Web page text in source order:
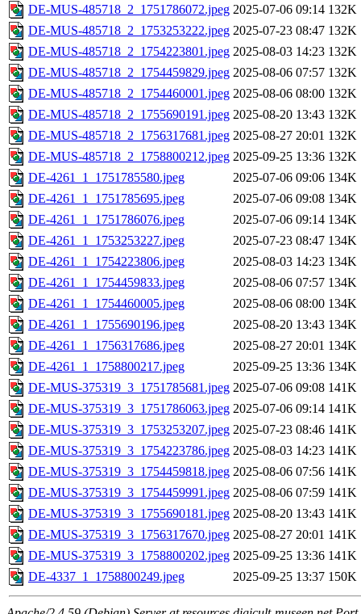
DE-MUS-485718_2_1751786072.jpeg 2025-07-06 09:14 132K
DE-MUS-485718_2_1753253222.jpeg 2025-07-23 08:47 132K
DE-MUS-485718_2_1754223801.jpeg 2025-08-03 14:23 132K
DE-MUS-485718_2_1754459829.jpeg 2025-08-06 07:57 132K
DE-MUS-485718_2_1754460001.jpeg 2025-08-06 08:00 132K
DE-MUS-485718_2_1755690191.jpeg 2025-08-20 13:43 132K
DE-MUS-485718_2_1756317681.jpeg 2025-08-27 20:01 132K
DE-MUS-485718_2_1758800212.jpeg 2025-09-25 13:36 132K
DE-4261_1_1751785580.jpeg
2025-07-06 09:06 134K
DE-4261_1_1751785695.jpeg
2025-07-06 09:08 134K
DE-4261_1_1751786076.jpeg
2025-07-06 09:14 134K
DE-4261_1_1753253227.jpeg
2025-07-23 08:47 134K
DE-4261_1_1754223806.jpeg
2025-08-03 14:23 134K
DE-4261_1_1754459833.jpeg
2025-08-06 07:57 134K
DE-4261_1_1754460005.jpeg
2025-08-06 08:00 134K
DE-4261_1_1755690196.jpeg
2025-08-20 13:43 134K
DE-4261_1_1756317686.jpeg
2025-08-27 20:01 134K
DE-4261_1_1758800217.jpeg
2025-09-25 13:36 134K
DE-MUS-375319_3_1751785681.jpeg 2025-07-06 09:08 141K
DE-MUS-375319_3_1751786063.jpeg 2025-07-06 09:14 141K
DE-MUS-375319_3_1753253207.jpeg 2025-07-23 08:46 141K
DE-MUS-375319_3_1754223786.jpeg 2025-08-03 14:23 141K
DE-MUS-375319_3_1754459818.jpeg 2025-08-06 07:56 141K
DE-MUS-375319_3_1754459991.jpeg 2025-08-06 07:59 141K
DE-MUS-375319_3_1755690181.jpeg 2025-08-20 13:43 141K
DE-MUS-375319_3_1756317670.jpeg 2025-08-27 20:01 141K
DE-MUS-375319_3_1758800202.jpeg 2025-09-25 13:36 141K
DE-4337_1_1758800249.jpeg
2025-09-25 13:37 150K